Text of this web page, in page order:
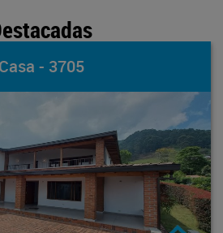
Apartamento - 4673